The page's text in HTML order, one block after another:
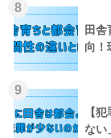
8
田舎
向！
9
【
ない